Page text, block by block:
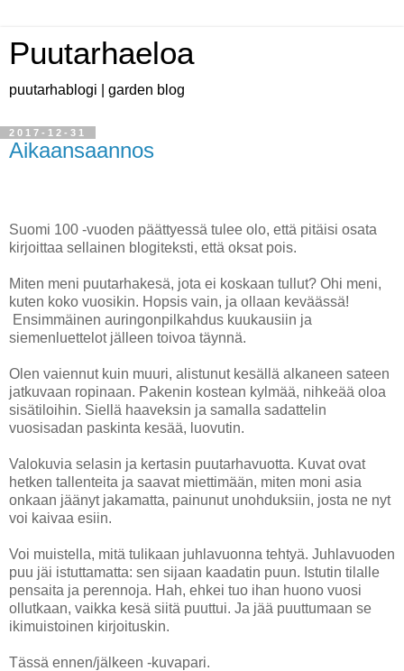
Puutarhaeloa
puutarhablogi | garden blog
2017-12-31
Aikaansaannos
Suomi 100 -vuoden päättyessä tulee olo, että pitäisi osata
kirjoittaa sellainen blogiteksti, että oksat pois.
Miten meni puutarhakesä, jota ei koskaan tullut? Ohi meni,
kuten koko vuosikin. Hopsis vain, ja ollaan keväässä!
Ensimmäinen auringonpilkahdus kuukausiin ja
siemenluettelot jälleen toivoa täynnä.
Olen vaiennut kuin muuri, alistunut kesällä alkaneen sateen
jatkuvaan ropinaan. Pakenin kostean kylmää, nihkeää oloa
sisätiloihin. Siellä haaveksin ja samalla sadattelin
vuosisadan paskinta kesää, luovutin.
Valokuvia selasin ja kertasin puutarhavuotta. Kuvat ovat
hetken tallenteita ja saavat miettimään, miten moni asia
onkaan jäänyt jakamatta, painunut unohduksiin, josta ne nyt
voi kaivaa esiin.
Voi muistella, mitä tulikaan juhlavuonna tehtyä. Juhlavuoden
puu jäi istuttamatta: sen sijaan kaadatin puun. Istutin tilalle
pensaita ja perennoja. Hah, ehkei tuo ihan huono vuosi
ollutkaan, vaikka kesä siitä puuttui. Ja jää puuttumaan se
ikimuistoinen kirjoituskin.
Tässä ennen/jälkeen -kuvapari.